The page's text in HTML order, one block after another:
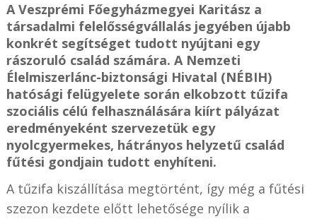
A Veszprémi Főegyházmegyei Karitász a
társadalmi felelősségvállalás jegyében újabb
konkrét segítséget tudott nyújtani egy
rászoruló család számára. A Nemzeti
Élelmiszerlánc-biztonsági Hivatal (NÉBIH)
hatósági felügyelete során elkobzott tűzifa
szociális célú felhasználására kiírt pályázat
eredményeként szervezetük egy
nyolcgyermekes, hátrányos helyzetű család
fűtési gondjain tudott enyhíteni.
A tűzifa kiszállítása megtörtént, így még a fűtési
szezon kezdete előtt lehetősége nyílik a